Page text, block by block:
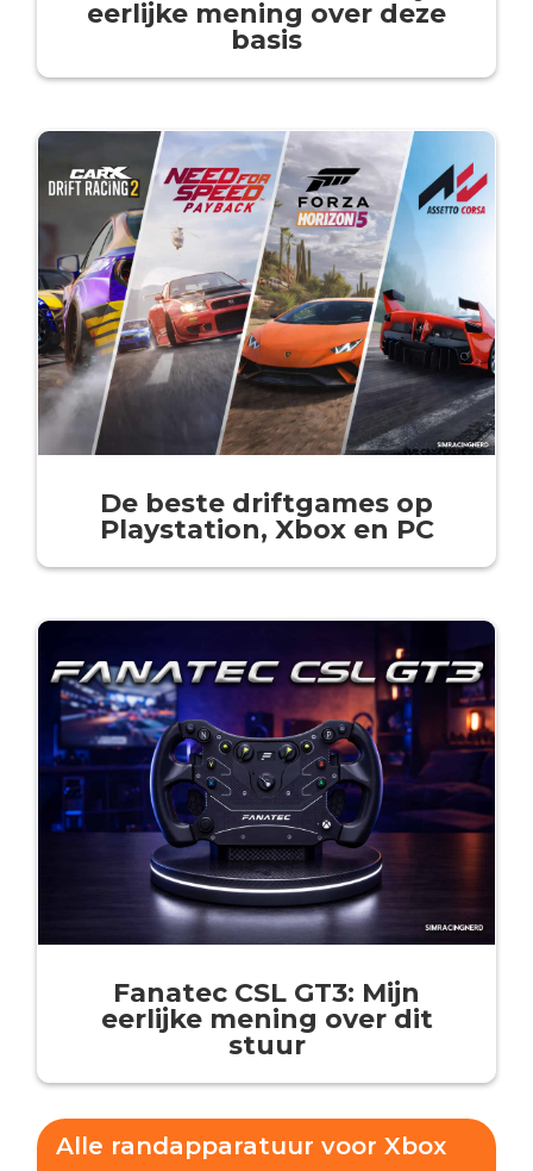
eerlijke mening over deze
basis
De beste driftgames op
Playstation, Xbox en PC
Fanatec CSL GT3: Mijn
eerlijke mening over dit
stuur
Alle randapparatuur voor Xbox